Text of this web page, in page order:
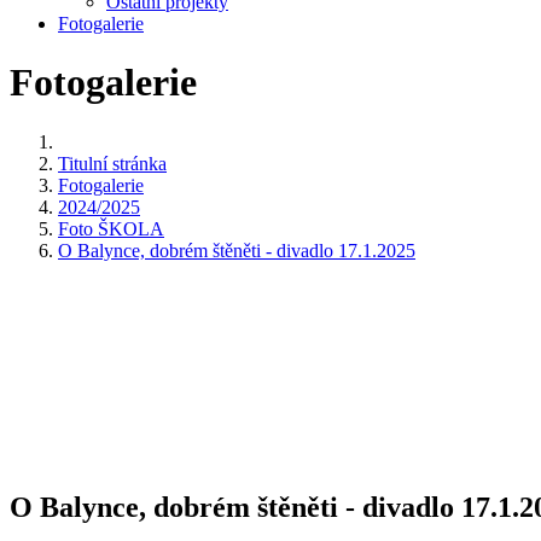
Fotogalerie
Fotogalerie
Titulní stránka
Fotogalerie
2024/2025
Foto ŠKOLA
O Balynce, dobrém štěněti - divadlo 17.1.2025
O Balynce, dobrém štěněti - divadlo